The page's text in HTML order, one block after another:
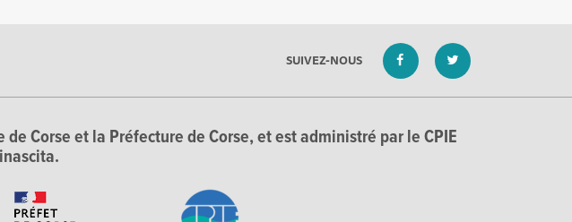
SUIVEZ-NOUS
de Corse et la Préfecture de Corse, et est administré par le CPIE